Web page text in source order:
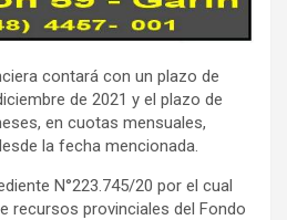
contará con un plazo de
de 2021 y el plazo de
en cuotas mensuales,
la fecha mencionada.
N°223.745/20 por el cual
recursos provinciales del Fondo